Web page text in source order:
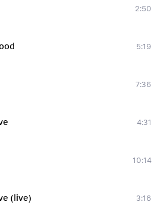
2:50
5:19
7:36
4:31
10:14
(live)
3:16